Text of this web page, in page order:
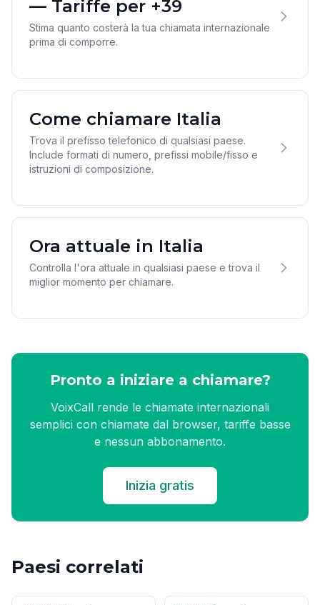
— Tariffe per +39
Stima quanto costerà la tua chiamata internazionale
prima di comporre.
Come chiamare Italia
Trova il prefisso telefonico di qualsiasi paese.
Include formati di numero, prefissi mobile/fisso e
istruzioni di composizione.
Ora attuale in Italia
Controlla l'ora attuale in qualsiasi paese e trova il
miglior momento per chiamare.
Pronto a iniziare a chiamare?
VoixCall rende le chiamate internazionali
semplici con chiamate dal browser, tariffe basse
e nessun abbonamento.
Inizia gratis
Paesi correlati